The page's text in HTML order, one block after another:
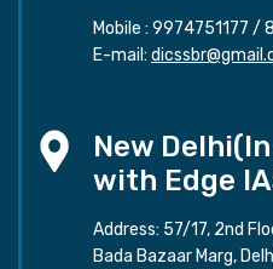
Mobile : 9974751177 /
E-mail:
New
with Edge
Address: 57/17, 2nd
Bada Bazaar Marg,